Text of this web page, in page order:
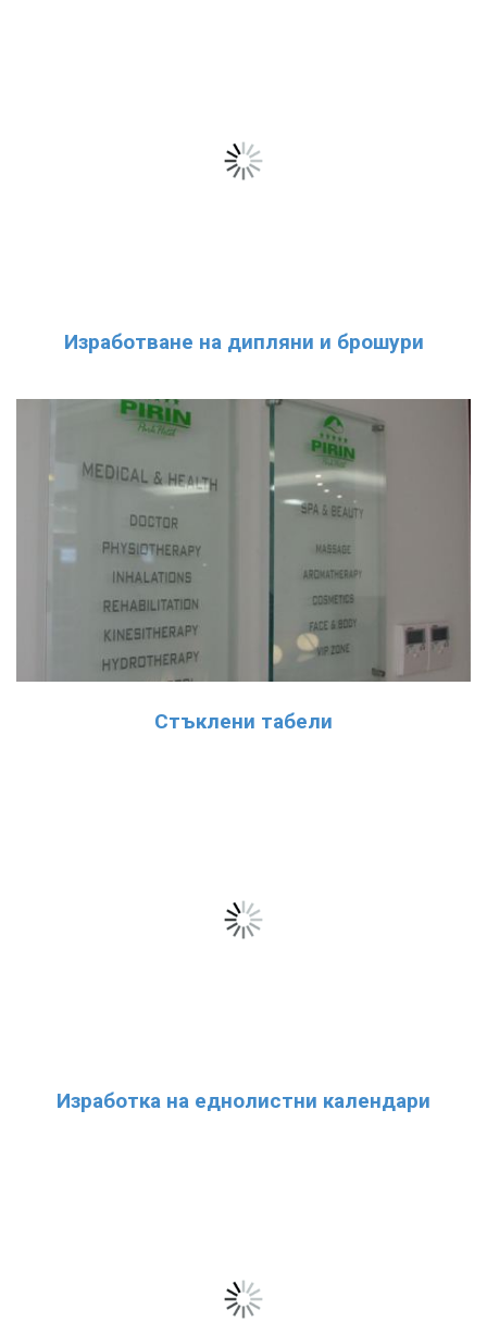
Изработване на дипляни и брошури
Стъклени табели
Изработка на еднолистни календари